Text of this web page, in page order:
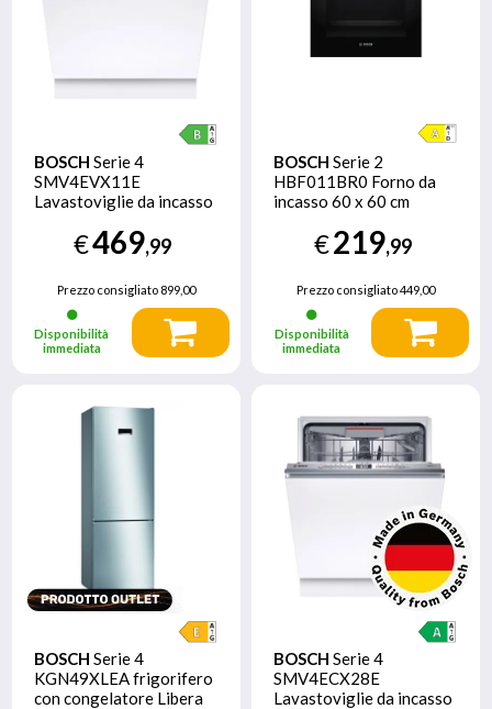
BOSCH Serie 4
SMV4EVX11E
Lavastoviglie da incasso
cm Classe B
€469,99
Prezzo consigliato899,00
Disponibilità
immediata
BOSCH Serie 2
HBF011BR0 Forno da
incasso 60 x 60 cm
€219,99
Prezzo consigliato449,00
Disponibilità
immediata
BOSCH Serie 4
KGN49XLEA frigorifero
con congelatore Libera
BOSCH Serie 4
SMV4ECX28E
Lavastoviglie da incasso